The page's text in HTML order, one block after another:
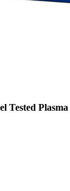
Tested Plasma